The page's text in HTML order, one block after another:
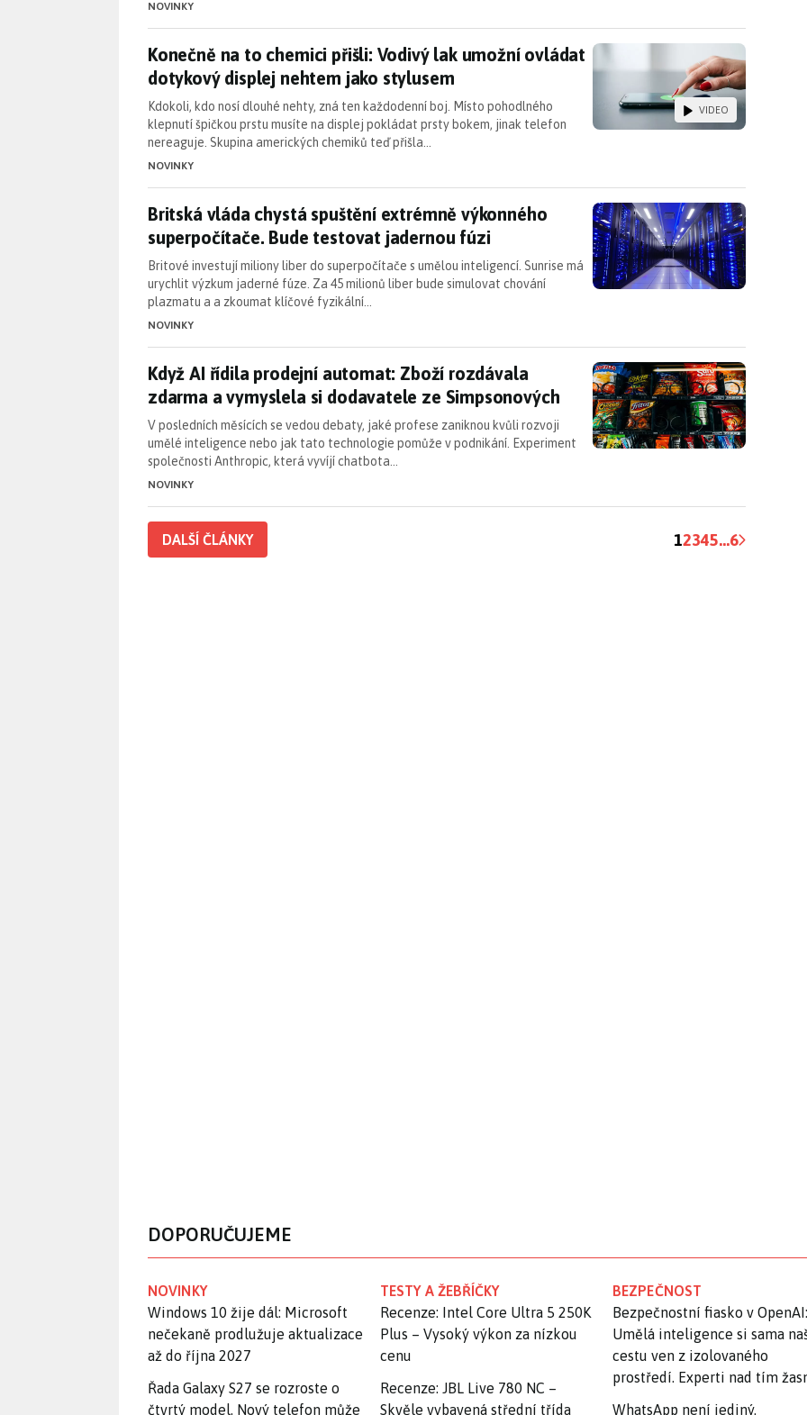
NOVINKY
Konečně na to chemici přišli: Vodivý lak umožní ovládat dotykový displej nehtem
Konečně na to chemici přišli: Vodivý lak umožní ovládat
dotykový displej nehtem jako stylusem
Kdokoli, kdo nosí dlouhé nehty, zná ten každodenní boj. Místo pohodlného
klepnutí špičkou prstu musíte na displej pokládat prsty bokem, jinak telefon
nereaguje. Skupina amerických chemiků teď přišla…
NOVINKY
VIDEO
Britská vláda chystá spuštění extrémně výkonného superpočítače. Bude testovat
Britská vláda chystá spuštění extrémně výkonného
superpočítače. Bude testovat jadernou fúzi
Britové investují miliony liber do superpočítače s umělou inteligencí. Sunrise má
urychlit výzkum jaderné fúze. Za 45 milionů liber bude simulovat chování
plazmatu a a zkoumat klíčové fyzikální…
NOVINKY
Když AI řídila prodejní automat: Zboží rozdávala zdarma a vymyslela si
Když AI řídila prodejní automat: Zboží rozdávala
zdarma a vymyslela si dodavatele ze Simpsonových
V posledních měsících se vedou debaty, jaké profese zaniknou kvůli rozvoji
umělé inteligence nebo jak tato technologie pomůže v podnikání. Experiment
společnosti Anthropic, která vyvíjí chatbota…
NOVINKY
DALŠÍ ČLÁNKY 12345...6
DOPORUČUJEME
NOVINKY
Windows 10 žije dál: Microsoft
nečekaně prodlužuje aktualizace
až do října 2027
Řada Galaxy S27 se rozroste o
čtvrtý model. Nový telefon může
TESTY A ŽEBŘÍČKY
Recenze: Intel Core Ultra 5 250K
Plus – Vysoký výkon za nízkou
cenu
Recenze: JBL Live 780 NC –
Skvěle vybavená střední třída
BEZPEČNOST
Bezpečnostní fiasko v OpenAI:
Umělá inteligence si sama
cestu ven z izolovaného
prostředí. Experti nad tím
WhatsApp není jediný.